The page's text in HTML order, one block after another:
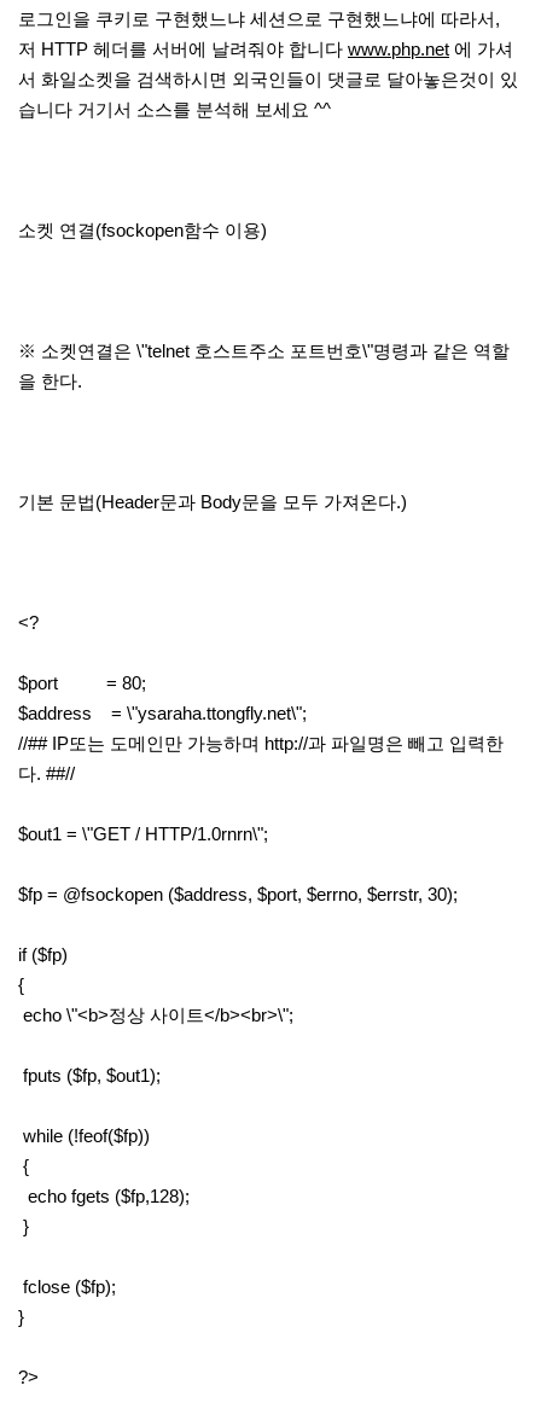
로그인을 쿠키로 구현했느냐 세션으로 구현했느냐에 따라서,
저 HTTP 헤더를 서버에 날려줘야 합니다 www.php.net 에 가셔
서 화일소켓을 검색하시면 외국인들이 댓글로 달아놓은것이 있
습니다 거기서 소스를 분석해 보세요 ^^
소켓 연결(fsockopen함수 이용)
※ 소켓연결은 \"telnet 호스트주소 포트번호\"명령과 같은 역할
을 한다.
기본 문법(Header문과 Body문을 모두 가져온다.)
<?
$port = 80;
$address = \"ysaraha.ttongfly.net\";
//## IP또는 도메인만 가능하며 http://과 파일명은 빼고 입력한
다. ##//
$out1 = \"GET / HTTP/1.0rnrn\";
$fp = @fsockopen ($address, $port, $errno, $errstr, 30);
if ($fp)
{
echo \"<b>정상 사이트</b><br>\";
fputs ($fp, $out1);
while (!feof($fp))
{
echo fgets ($fp,128);
}
fclose ($fp);
}
?>